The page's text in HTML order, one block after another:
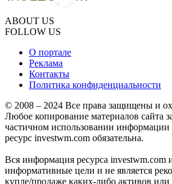
ABOUT US
FOLLOW US
О портале
Реклама
Контакты
Политика конфиденциальности
© 2008 – 2024 Все права защищены и
Любое копирование материалов сайта
частичном использовании информации
ресурс investwm.com обязательна.
Вся информация ресурса investwm.com
информативные цели и не является
купле/продаже каких-либо активов